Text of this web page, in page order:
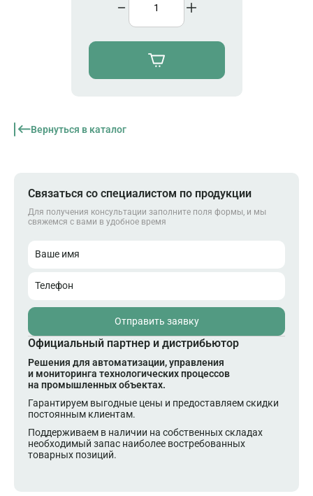
Вернуться в каталог
Связаться со специалистом по продукции
Для получения консультации заполните поля формы, и мы
свяжемся с вами в удобное время
Ваше имя
Телефон
Отправить заявку
Официальный партнер и дистрибьютор
Решения для автоматизации, управления
и мониторинга технологических процессов
на промышленных объектах.
Гарантируем выгодные цены и предоставляем скидки
постоянным клиентам.
Поддерживаем в наличии на собственных складах
необходимый запас наиболее востребованных
товарных позиций.